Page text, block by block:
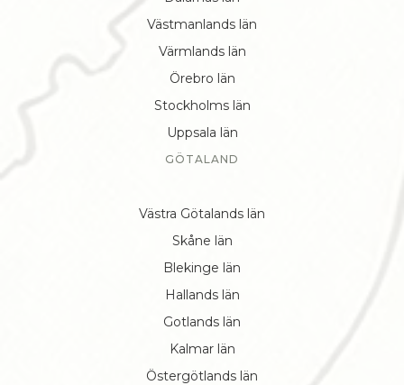
Västmanlands län
Värmlands län
Örebro län
Stockholms län
Uppsala län
GÖTALAND
Västra Götalands län
Skåne län
Blekinge län
Hallands län
Gotlands län
Kalmar län
Östergötlands län